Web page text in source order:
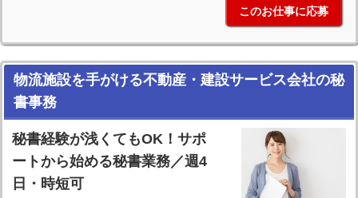
このお仕事に応募
物流施設を手がける不動産・建設サービス会社の秘
書事務
秘書経験が浅くてもOK！サポ
ートから始める秘書業務／週4
日・時短可